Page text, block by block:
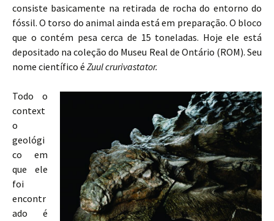
consiste basicamente na retirada de rocha do entorno do
fóssil. O torso do animal ainda está em preparação. O bloco
que o contém pesa cerca de 15 toneladas. Hoje ele está
depositado na coleção do Museu Real de Ontário (ROM). Seu
nome científico é Zuul crurivastator.
Todo o
context
o
geológi
co em
que ele
foi
encontr
ado é